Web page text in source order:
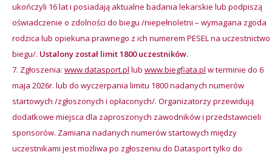
ukończyli 16 lat i posiadają aktualne badania lekarskie lub podpiszą
oświadczenie o zdolności do biegu /niepełnoletni – wymagana zgoda
rodzica lub opiekuna prawnego z ich numerem PESEL na uczestnictwo
biegu/. Ustalony został limit 1800 uczestników.
Zgłoszenia: www.datasport.pl lub www.biegfiata.pl w terminie do 6
maja 2026r. lub do wyczerpania limitu 1800 nadanych numerów
startowych /zgłoszonych i opłaconych/. Organizatorzy przewidują
dodatkowe miejsca dla zaproszonych zawodników i przedstawicieli
sponsorów. Zamiana nadanych numerów startowych między
uczestnikami jest możliwa po zgłoszeniu do Datasport tylko do